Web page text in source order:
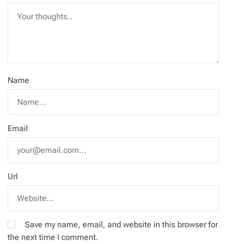
Name
Email
Url
Save my name, email, and website in this browser for
the next time I comment.